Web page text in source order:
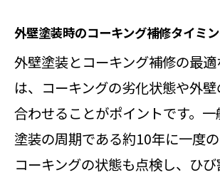
外壁塗装時のコーキング補修タイミ
外壁塗装とコーキング補修の最
は、コーキングの劣化状態や外
合わせることがポイントです。
塗装の周期である約10年に一度
コーキングの状態も点検し、ひ